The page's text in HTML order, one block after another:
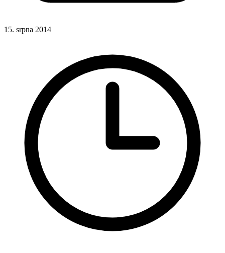
15. srpna 2014